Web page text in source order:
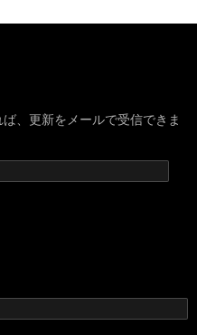
、更新をメールで受信できま